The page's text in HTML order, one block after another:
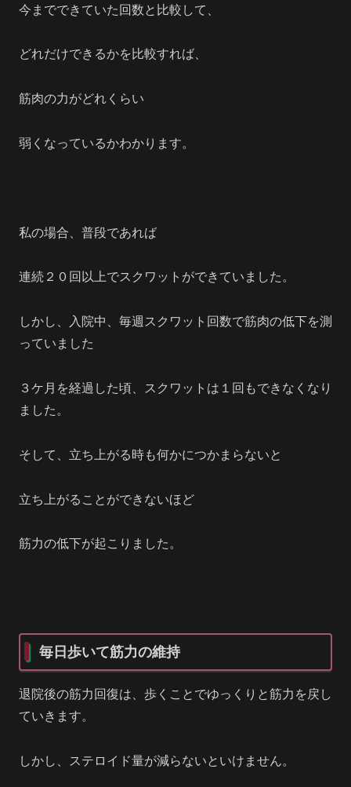
今までできていた回数と比較して、
どれだけできるかを比較すれば、
筋肉の力がどれくらい
弱くなっているかわかります。
私の場合、普段であれば
連続２０回以上でスクワットができていました。
しかし、入院中、毎週スクワット回数で筋肉の低下を測
っていました
３ケ月を経過した頃、スクワットは１回もできなくなり
ました。
そして、立ち上がる時も何かにつかまらないと
立ち上がることができないほど
筋力の低下が起こりました。
毎日歩いて筋力の維持
退院後の筋力回復は、歩くことでゆっくりと筋力を戻し
ていきます。
しかし、ステロイド量が減らないといけません。